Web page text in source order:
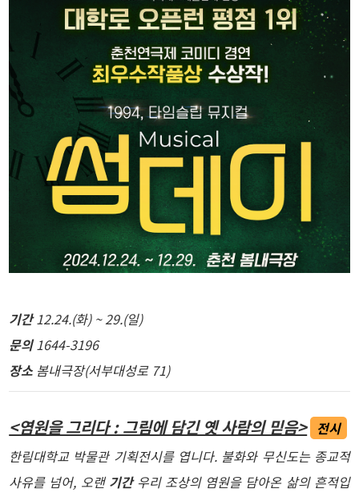
기간12.24.(화) ~ 29.(일)
문의1644-3196
장소 봄내극장(서부대성로 71)
<염원을 그리다 : 그림에 담긴 옛 사람의 믿음> 전시
한림대학교 박물관 기획전시를 엽니다. 불화와 무신도는 종교적
사유를 넘어, 오랜기간우리 조상의 염원을 담아온 삶의 흔적입